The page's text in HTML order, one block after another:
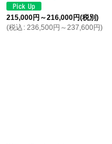
215,000円 ～216,000円(税別)
(税込 : 236,500円 ～237,600円)